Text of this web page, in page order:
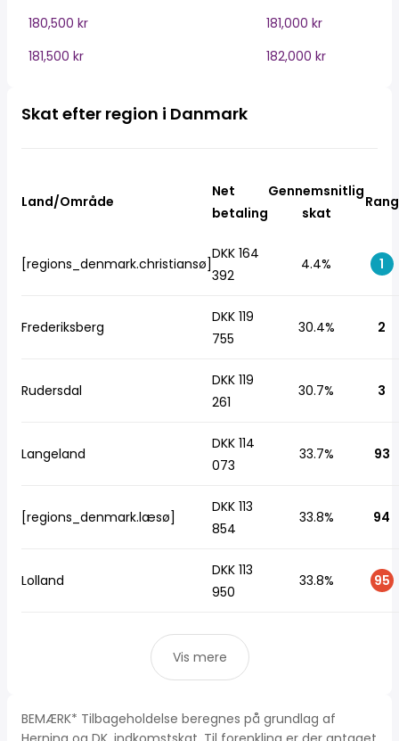
180,500 kr
181,000 kr
181,500 kr
182,000 kr
Skat efter region i Danmark
Land/Område
Net
betaling
Gennemsnitlig
skat
Rang
[regions_denmark.christiansø]
DKK 164
392
4.4% 1
Frederiksberg
DKK 119
755
30.4% 2
Rudersdal
DKK 119
261
30.7% 3
Langeland
DKK 114
073
33.7% 93
[regions_denmark.læsø]
DKK 113
854
33.8% 94
Lolland
DKK 113
950
33.8% 95
Vis mere
BEMÆRK* Tilbageholdelse beregnes på grundlag af